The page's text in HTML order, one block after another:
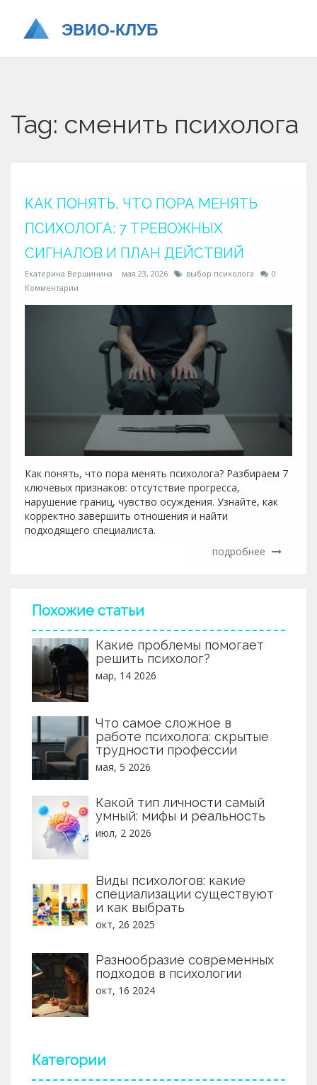
Tag: сменить психолога
КАК ПОНЯТЬ, ЧТО ПОРА МЕНЯТЬ
ПСИХОЛОГА: 7 ТРЕВОЖНЫХ
СИГНАЛОВ И ПЛАН ДЕЙСТВИЙ
Екатерина Вершинина мая 23, 2026 выбор психолога
0
Комментарии
Как понять, что пора менять психолога? Разбираем 7
ключевых признаков: отсутствие прогресса,
нарушение границ, чувство осуждения. Узнайте, как
корректно завершить отношения и найти
подходящего специалиста.
подробнее
Похожие статьи
Какие проблемы помогает
решить психолог?
мар, 14 2026
Что самое сложное в
работе психолога: скрытые
трудности профессии
мая, 5 2026
Какой тип личности самый
умный: мифы и реальность
июл, 2 2026
Виды психологов: какие
специализации существуют
и как выбрать
окт, 26 2025
Разнообразие современных
подходов в психологии
окт, 16 2024
Категории